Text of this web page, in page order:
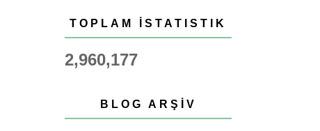
TOPLAM İSTATISTIK
2,960,177
BLOG ARŞIV